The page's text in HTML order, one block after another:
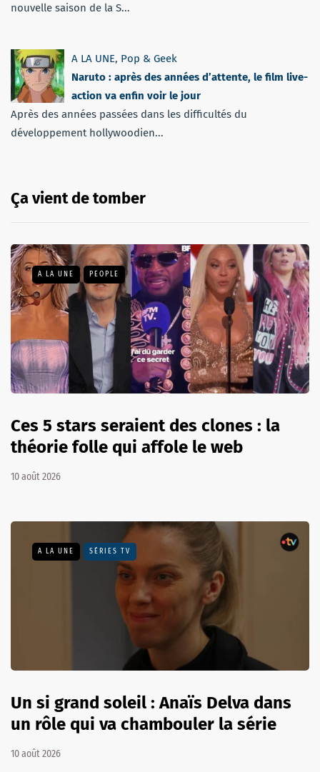
nouvelle saison de la S...
A LA UNE, Pop & Geek
Naruto : après des années d’attente, le film live-
action va enfin voir le jour
Après des années passées dans les difficultés du
développement hollywoodien...
Ça vient de tomber
A LA UNE PEOPLE
Ces 5 stars seraient des clones : la
théorie folle qui affole le web
10 août 2026
A LA UNE SÉRIES TV
Un si grand soleil : Anaïs Delva dans
un rôle qui va chambouler la série
10 août 2026